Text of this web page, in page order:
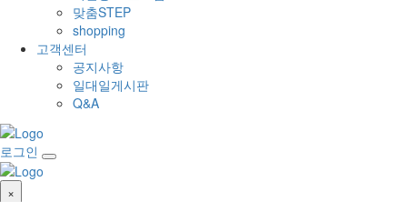
맞춤STEP
shopping
고객센터
공지사항
일대일게시판
Q&A
로그인
×